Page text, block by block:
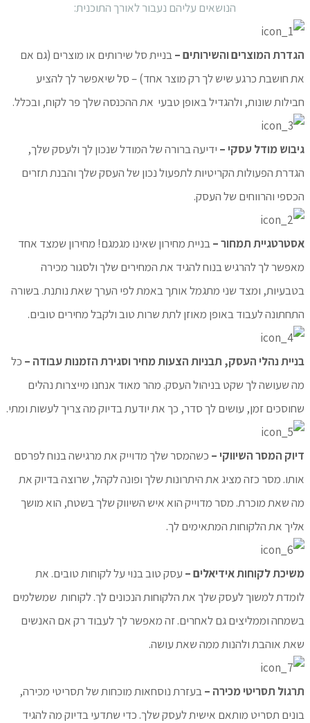
הנושאים עליהם נעבור לאורך התוכנית:
הגדרת המוצרים והשירותים –בניית סל שירותים או מוצרים (גם אם
את חושבת כרגע שיש לך רק מוצר אחד) – סל שיאפשר לך להציע
חבילות שונות, ולהגדיל באופן טבעי את ההכנסה שלך פר לקוח, ובכלל.
גיבוש מודל עסקי – ידיעה ברורה של המודל שנכון לך ולעסק שלך,
הגדרת הפעולות הקריטיות לתפעול נכון של העסק שלך והבנת תזרים
הכספי והרווחים של העסק.
אסטרטגיית תמחור –בניית מחירון שאינו מגמגם! מחירון שמצד אחד
מאפשר לך להרגיש בנוח להגיד את המחירים שלך ולסגור מכירה
בטבעיות, ומצד שני מתגמל אותך באמת לפי הערך שאת נותנת. בשורה
התחתונה לעבוד באופן מאוזן לתת שרות טוב ולקבל מחירים טובים.
בניית נהלי העסק, תבניות הצעות מחיר וסגירת הזמנות עבודה – כל
מה שעושה לך שקט בניהול העסק. מהר מאוד אנחנו מייצרות נהלים
שחוסכים זמן, עושים לך סדר, כך את יודעת בדיוק מה צריך לעשות ומתי.
דיוק המסר השיווקי – כשהמסר שלך מדוייק את מרגישה בנוח לפרסם
אותו. מסר כזה מציג את היתרונות שלך ופונה לקהל, שרוצה בדיוק את
מה שאת מוכרת. מסר מדוייק הוא איש השיווק שלך בשטח, הוא מושך
אליך את הלקוחות המתאימים לך.
משיכת לקוחות אידיאלים – עסק טוב בנוי על לקוחות טובים. את
לומדת למשוך לעסק שלך את הלקוחות הנכונים לך. לקוחות שמשלמים
בשמחה וממליצים גם לאחרים. זה מאפשר לך לעבוד רק אם האנשים
שאת אוהבת ולהנות ממה שאת עושה.
תרגול תסריטי מכירה –בעזרת נוסחאות מוכחות של תסריטי מכירה,
בונים תסריט מותאם אישית לעסק שלך. כדי שתדעי בדיוק מה להגיד